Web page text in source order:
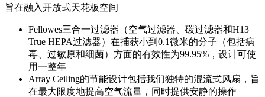
旨在融入开放式天花板空间
Fellowes三合一过滤器（空气过滤器、碳过滤器和H13
True HEPA过滤器）在捕获小到0.1微米的分子（包括病
毒、过敏原和细菌）方面的有效性为99.95%，设计可使
用一整年
Array Ceiling的节能设计包括我们独特的混流式风扇，旨
在最大限度地提高空气流量，同时提供安静的操作